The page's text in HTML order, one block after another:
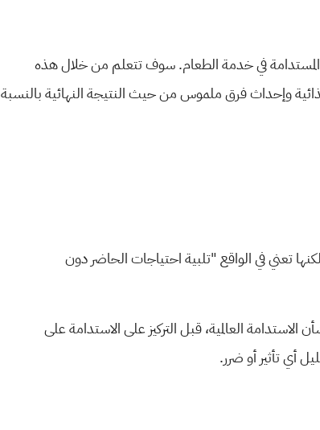
في خدمة الطعام. سوف تتعلم من خلال هذه
وإحداث فرق ملموس من حيث النتيجة النهائية بالنسبة
تعني في الواقع "تلبية احتياجات الحاضر دون
العالمية، قبل التركيز على الاستدامة على
أي تأثير أو ضرر.